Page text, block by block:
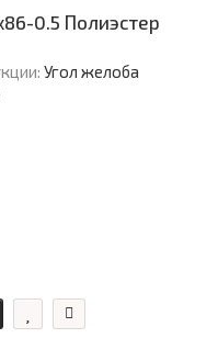
0.5 Полиэстер
Угол желоба